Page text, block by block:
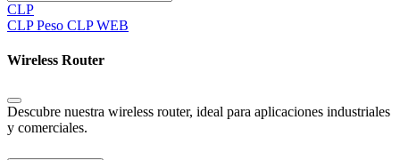
CLP
CLP Peso CLP WEB
Wireless Router
Descubre nuestra wireless router, ideal para aplicaciones industriales
y comerciales.